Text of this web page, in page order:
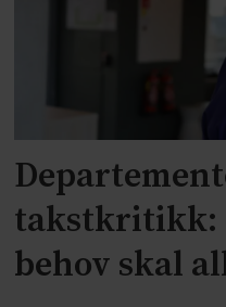
takstkritikk:
behov skal